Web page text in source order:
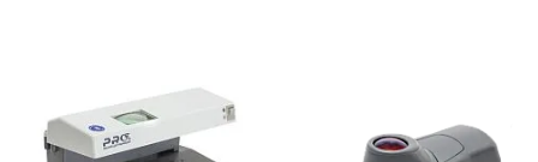
Производитель